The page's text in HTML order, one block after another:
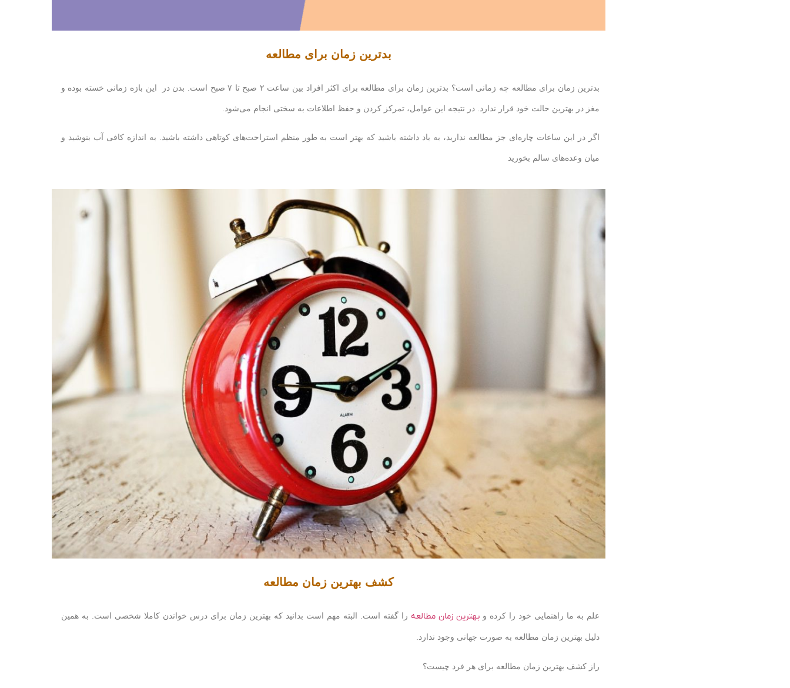
بدترین زمان برای مطالعه
بدترین زمان برای مطالعه چه زمانی است؟ بدترین زمان برای مطالعه برای اکثر افراد بین ساعت ۲ صبح تا ۷ صبح است. بدن در این بازه زمانی خسته بوده و
مغز در بهترین حالت خود قرار ندارد. در نتیجه این عوامل، تمرکز کردن و حفظ اطلاعات به سختی انجام می‌شود.
اگر در این ساعات چاره‌ای جز مطالعه ندارید، به یاد داشته باشید که بهتر است به طور منظم استراحت‌های کوتاهی داشته باشید. به اندازه کافی آب بنوشید و
میان وعده‌های سالم بخورید
کشف بهترین زمان مطالعه
علم به ما راهنمایی خود را کرده و بهترین زمان مطالعهرا گفته است. البته مهم است بدانید که بهترین زمان برای درس خواندن کاملا شخصی است. به همین
دلیل بهترین زمان مطالعه به صورت جهانی وجود ندارد.
راز کشف بهترین زمان مطالعه برای هر فرد چیست؟